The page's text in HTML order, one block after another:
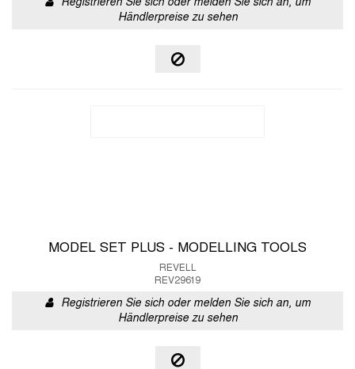
Registrieren Sie sich oder melden Sie sich an, um
Händlerpreise zu sehen
MODEL SET PLUS - MODELLING TOOLS
REVELL
REV29619
Registrieren Sie sich oder melden Sie sich an, um
Händlerpreise zu sehen